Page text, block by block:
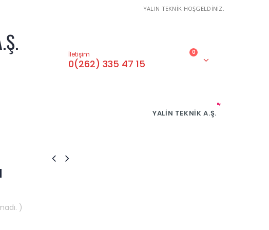
YALIN TEKNİK HOŞGELDİNİZ.
İletişim
0(262) 335 47 15
0
YALIN TEKNIK A.Ş.
)